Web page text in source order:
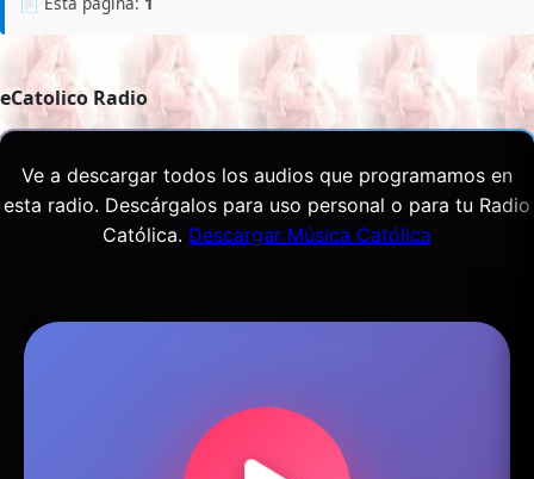
eCatolico Radio